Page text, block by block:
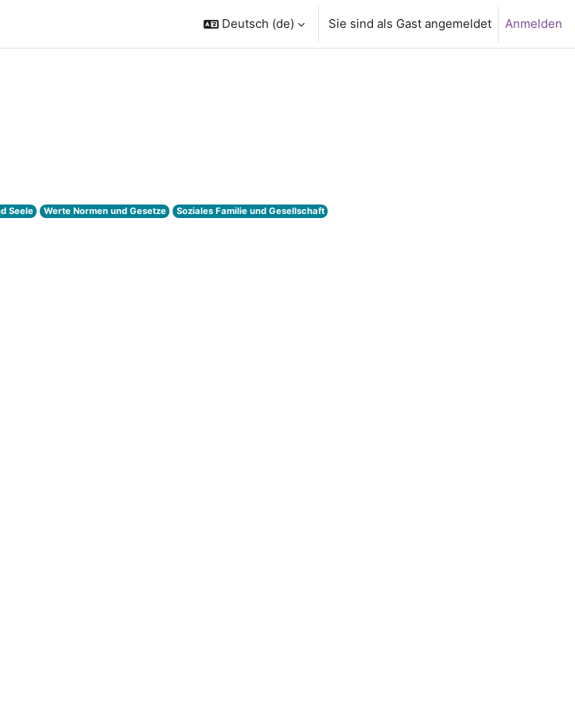
Deutsch ‎(de)‎ Sie sind als Gast angemeldet Anmelden
Seele Werte Normen und Gesetze Soziales Familie und Gesellschaft